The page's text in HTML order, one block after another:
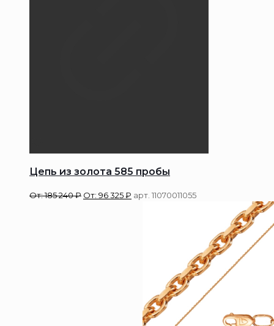
Цепь из золота 585 пробы
От:185 240₽ От: 96 325₽ арт. 11070011055